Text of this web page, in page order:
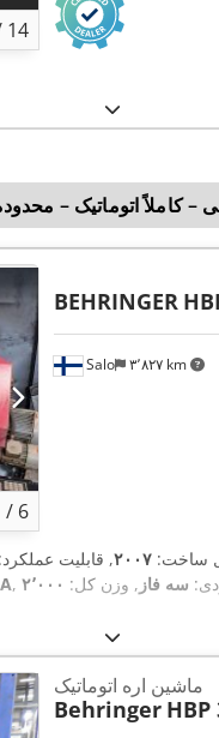
14
اتوماتیک – محدوده برش
/ 6
Salo ۳٬۸۲۷ km
BEHRINGER
ساخت: ۲۰۰۷, قابلیت
۳۲ A سه فاز , وزن کل: ۲٬۰۰۰
ماشین اره اتوماتیک
Behringer HBP